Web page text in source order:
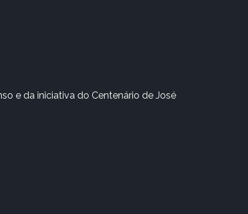
e da iniciativa do Centenário de José